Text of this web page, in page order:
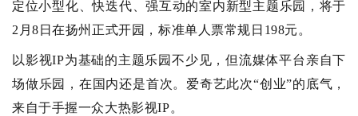
定位小型化、快迭代、强互动的室内新型主题乐园，将于
2月8日在扬州正式开园，标准单人票常规日198元。
以影视IP为基础的主题乐园不少见，但流媒体平台亲自下
场做乐园，在国内还是首次。爱奇艺此次“创业”的底气，
来自于手握一众大热影视IP。